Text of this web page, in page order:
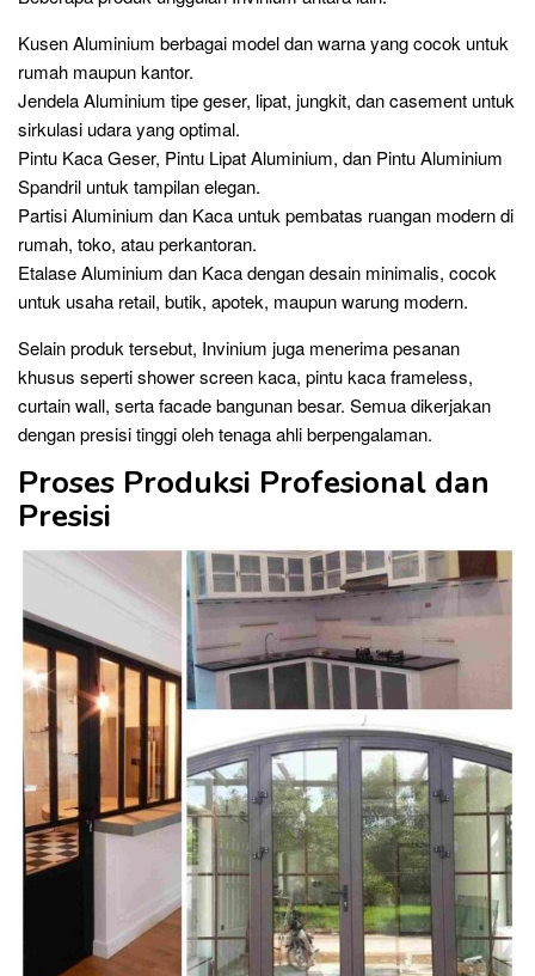
Kusen Aluminium berbagai model dan warna yang cocok untuk
rumah maupun kantor.
Jendela Aluminium tipe geser, lipat, jungkit, dan casement untuk
sirkulasi udara yang optimal.
Pintu Kaca Geser, Pintu Lipat Aluminium, dan Pintu Aluminium
Spandril untuk tampilan elegan.
Partisi Aluminium dan Kaca untuk pembatas ruangan modern di
rumah, toko, atau perkantoran.
Etalase Aluminium dan Kaca dengan desain minimalis, cocok
untuk usaha retail, butik, apotek, maupun warung modern.
Selain produk tersebut, Invinium juga menerima pesanan
khusus seperti shower screen kaca, pintu kaca frameless,
curtain wall, serta facade bangunan besar. Semua dikerjakan
dengan presisi tinggi oleh tenaga ahli berpengalaman.
Proses Produksi Profesional dan
Presisi